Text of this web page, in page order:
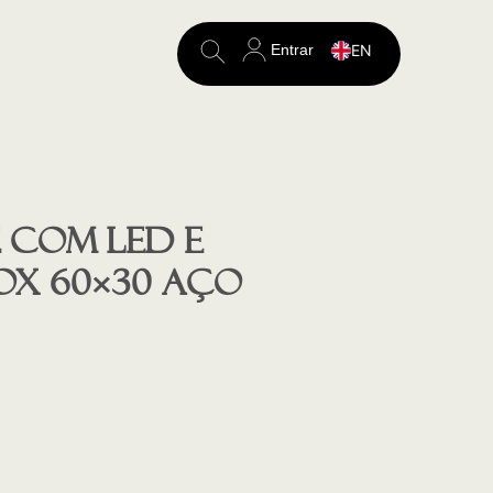
Search
Entrar EN
LED e
60×30 aço